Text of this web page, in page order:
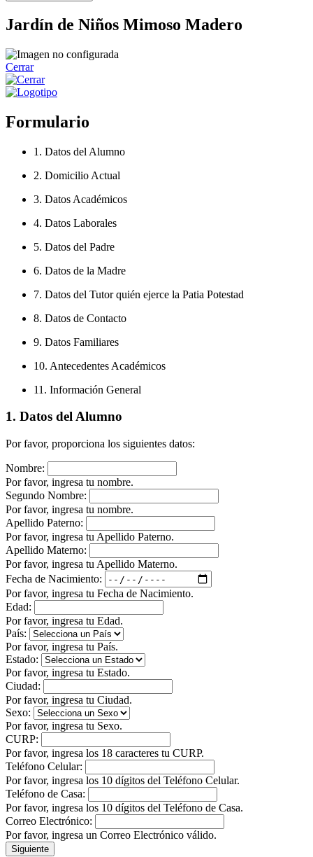
Jardín de Niños Mimoso Madero
Cerrar
Formulario
1. Datos del Alumno
2. Domicilio Actual
3. Datos Académicos
4. Datos Laborales
5. Datos del Padre
6. Datos de la Madre
7. Datos del Tutor quién ejerce la Patia Potestad
8. Datos de Contacto
9. Datos Familiares
10. Antecedentes Académicos
11. Información General
1. Datos del Alumno
Por favor, proporciona los siguientes datos:
Nombre:
Por favor, ingresa tu nombre.
Segundo Nombre:
Por favor, ingresa tu nombre.
Apellido Paterno:
Por favor, ingresa tu Apellido Paterno.
Apellido Materno:
Por favor, ingresa tu Apellido Materno.
Fecha de Nacimiento:
Por favor, ingresa tu Fecha de Nacimiento.
Edad:
Por favor, ingresa tu Edad.
País:
Por favor, ingresa tu País.
Estado:
Por favor, ingresa tu Estado.
Ciudad:
Por favor, ingresa tu Ciudad.
Sexo:
Por favor, ingresa tu Sexo.
CURP:
Por favor, ingresa los 18 caracteres tu CURP.
Teléfono Celular:
Por favor, ingresa los 10 dígitos del Teléfono Celular.
Teléfono de Casa:
Por favor, ingresa los 10 dígitos del Teléfono de Casa.
Correo Electrónico:
Por favor, ingresa un Correo Electrónico válido.
Siguiente